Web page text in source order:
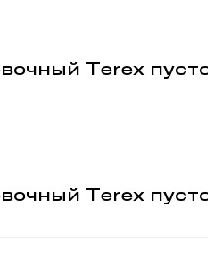
Terex
Terex